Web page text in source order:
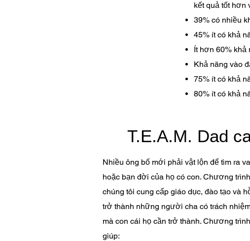
kết quả tốt hơn
39% có nhiều
45% ít có khả
Ít hơn 60% khả
Khả năng vào
75% ít có khả
80% ít có khả
T.E.A.M. Dad
Nhiều ông bố mới phải vật lộn để tìm ra
hoặc bạn đời của họ có con. Chương
chúng tôi cung cấp giáo dục, đào tạo và
trở thành những người cha có trách
mà con cái họ cần trở thành. Chương
giúp: